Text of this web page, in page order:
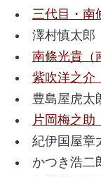
三代目・南
澤村慎太郎
南條光貴（
紫吹洋之介
豊島屋虎太
片岡梅之助
紀伊国屋章
かつき浩二